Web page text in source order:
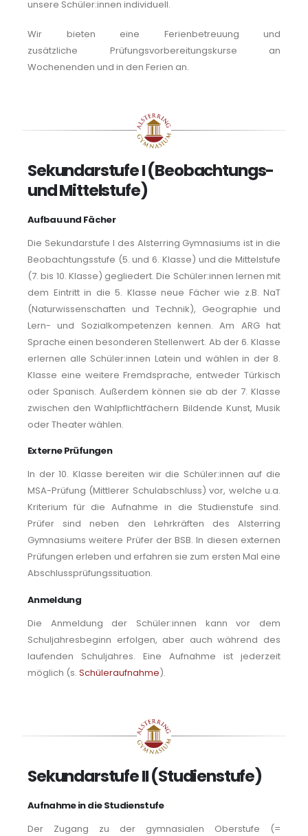
unsere Schüler:innen individuell.
Wir bieten eine Ferienbetreuung und
zusätzliche Prüfungsvorbereitungskurse an
Wochenenden und in den Ferien an.
Sekundarstufe I (Beobachtungs-
und Mittelstufe)
Aufbau und Fächer
Die Sekundarstufe I des Alsterring Gymnasiums ist in die
Beobachtungsstufe (5. und 6. Klasse) und die Mittelstufe
(7. bis 10. Klasse) gegliedert. Die Schüler:innen lernen mit
dem Eintritt in die 5. Klasse neue Fächer wie z.B. NaT
(Naturwissenschaften und Technik), Geographie und
Lern- und Sozialkompetenzen kennen. Am ARG hat
Sprache einen besonderen Stellenwert. Ab der 6. Klasse
erlernen alle Schüler:innen Latein und wählen in der 8.
Klasse eine weitere Fremdsprache, entweder Türkisch
oder Spanisch. Außerdem können sie ab der 7. Klasse
zwischen den Wahlpflichtfächern Bildende Kunst, Musik
oder Theater wählen.
Externe Prüfungen
In der 10. Klasse bereiten wir die Schüler:innen auf die
MSA-Prüfung (Mittlerer Schulabschluss) vor, welche u.a.
Kriterium für die Aufnahme in die Studienstufe sind.
Prüfer sind neben den Lehrkräften des Alsterring
Gymnasiums weitere Prüfer der BSB. In diesen externen
Prüfungen erleben und erfahren sie zum ersten Mal eine
Abschlussprüfungssituation.
Anmeldung
Die Anmeldung der Schüler:innen kann vor dem
Schuljahresbeginn erfolgen, aber auch während des
laufenden Schuljahres. Eine Aufnahme ist jederzeit
möglich (s. Schüleraufnahme).
Sekundarstufe II (Studienstufe)
Aufnahme in die Studienstufe
Der Zugang zu der gymnasialen Oberstufe (=